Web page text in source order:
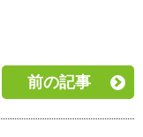
前の記事